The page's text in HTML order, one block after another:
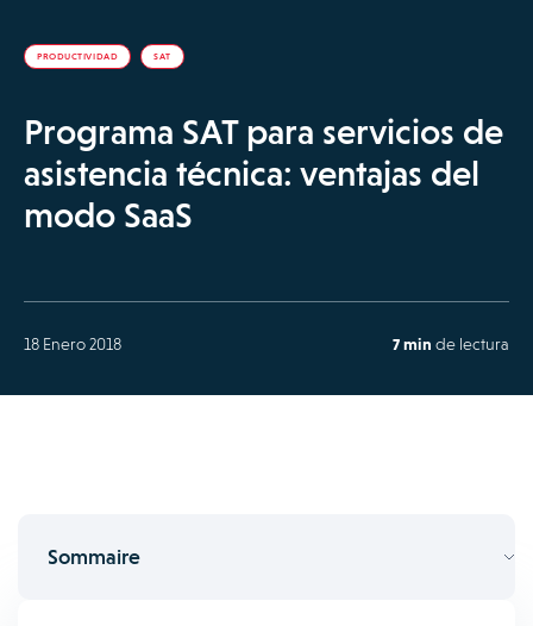
PRODUCTIVIDAD SAT
Programa SAT para servicios de
asistencia técnica: ventajas del
modo SaaS
18 Enero 2018 7 min de lectura
Sommaire